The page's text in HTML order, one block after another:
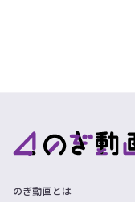
のぎ動画とは